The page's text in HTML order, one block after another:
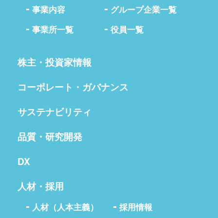
事業内容
グループ企業一覧
事業所一覧
役員一覧
株主・投資家情報
コーポレート・ガバナンス
サステナビリティ
品質・研究開発
DX
人材・採用
人材（人本主義） 採用情報